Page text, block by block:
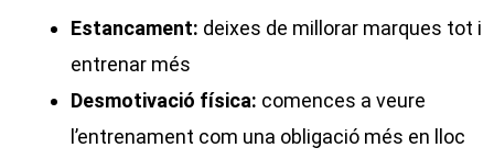
Estancament: deixes de millorar marques tot i
entrenar més
Desmotivació física: comences a veure
l’entrenament com una obligació més en lloc